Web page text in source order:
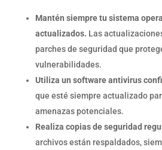
Mantén siempre tu sistema
actualizados. Las
parches de seguridad que
vulnerabilidades.
Utiliza un software antivirus
que esté siempre actualizado
amenazas potenciales.
Realiza copias de seguridad
archivos están respaldados,